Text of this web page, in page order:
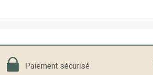
Paiement sécurisé